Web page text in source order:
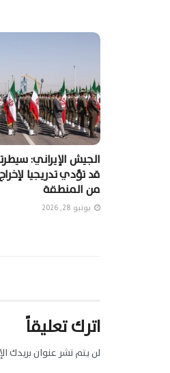
الجيش الإيراني:
قد تؤدي تدريجيا
من المنطقة
يونيو 28, 2026
اترك تعليقاً
لن يتم نشر عنوان بريدك